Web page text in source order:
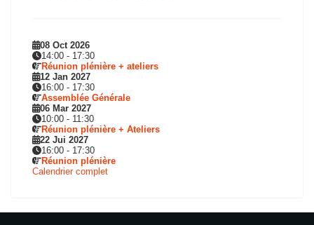
08 Oct 2026
14:00 - 17:30
Réunion plénière + ateliers
12 Jan 2027
16:00 - 17:30
Assemblée Générale
06 Mar 2027
10:00 - 11:30
Réunion plénière + Ateliers
22 Jui 2027
16:00 - 17:30
Réunion plénière
Calendrier complet